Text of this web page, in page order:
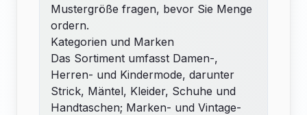
Mustergröße fragen, bevor Sie Menge
ordern.
Kategorien und Marken
Das Sortiment umfasst Damen-,
Herren- und Kindermode, darunter
Strick, Mäntel, Kleider, Schuhe und
Handtaschen; Marken- und Vintage-